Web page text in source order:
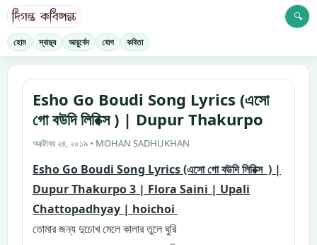
হোম স্বাস্থ্য আয়ুর্বেদ যোগ কবিতা
🔍
Esho Go Boudi Song Lyrics (এসো
গো বউদি লিরিক্স ) | Dupur Thakurpo
অক্টোবর ২৪, ২০১৯ • MOHAN SADHUKHAN
Esho Go Boudi Song Lyrics (এসো গো বউদি লিরিক্স ) |
Dupur Thakurpo 3 | Flora Saini | Upali
Chattopadhyay | hoichoi
তোমার জন্য দুচোখ মেলে কালার তুলে ঘুরি